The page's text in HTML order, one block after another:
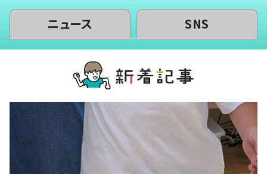
ニュース SNS